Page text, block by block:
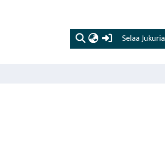
(current)
Selaa Jukuria